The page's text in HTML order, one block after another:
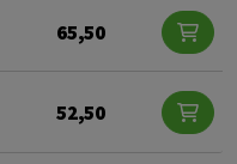
65,50
52,50